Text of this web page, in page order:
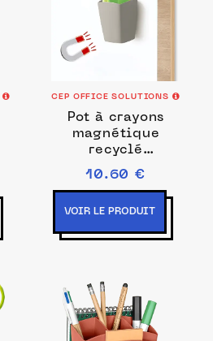
CEP OFFICE SOLUTIONS
Pot à crayons
magnétique
recyclé
TerraNova -
Sable
10.60 €
VOIR LE PRODUIT